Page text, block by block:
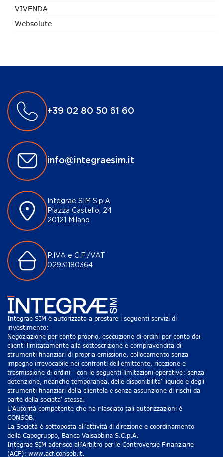
VIVENDA
Websolute
+39 02 80 50 61 60
info@integraesim.it
Integrae SIM S.p.A.
Piazza Castello, 24
20121 Milano
P.IVA e C.F./VAT
02931180364
Integrae SIM è autorizzata a prestare i seguenti servizi di
investimento:
Negoziazione per conto proprio, esecuzione di ordini per conto dei
clienti limitatamente alla sottoscrizione e compravendita di
strumenti finanziari di propria emissione, collocamento senza
impegno irrevocabile nei confronti dell'emittente, ricezione e
trasmissione di ordini - con le seguenti limitazioni operative: senza
detenzione, neanche temporanea, delle disponibilita' liquide e degli
strumenti finanziari della clientela e senza assunzione di rischi da
parte della societa' stessa.
L’Autorità competente che ha rilasciato tali autorizzazioni è
CONSOB.
La Società è sottoposta all’attività di direzione e coordinamento
della Capogruppo, Banca Valsabbina S.C.p.A.
Integrae SIM aderisce all’Arbitro per le Controversie Finanziarie
(ACF): www.acf.consob.it.